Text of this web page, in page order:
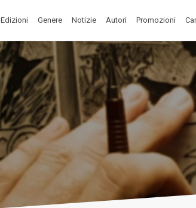
Edizioni Genere Notizie Autori Promozioni